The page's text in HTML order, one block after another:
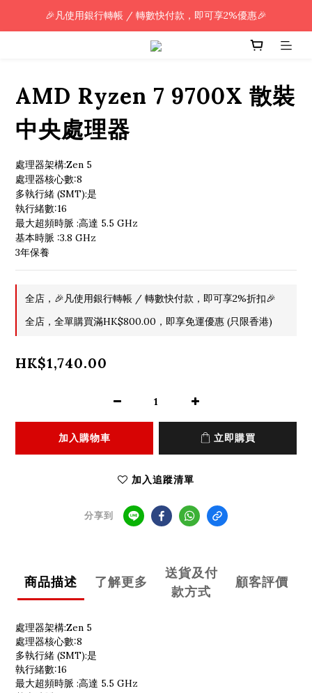
🎉凡使用銀行轉帳 / 轉數快付款，即可享2%優惠🎉
🎉凡使用銀行轉帳 / 轉數快付款，即可享2%優惠🎉
全單購買滿HK$800.00，即享免運優惠 (只限香港)
AMD Ryzen 7 9700X 散裝
中央處理器
處理器架構:Zen 5
處理器核心數:8
多執行緒 (SMT):是
執行緒數:16
最大超頻時脈 :高達 5.5 GHz
基本時脈 :3.8 GHz
3年保養
全店，🎉凡使用銀行轉帳 / 轉數快付款，即可享2%折扣🎉
全店，全單購買滿HK$800.00，即享免運優惠 (只限香港)
HK$1,740.00
加入購物車 立即購買
加入追蹤清單
分享到
商品描述 了解更多
送貨及付
款方式
顧客評價
處理器架構:Zen 5
處理器核心數:8
多執行緒 (SMT):是
執行緒數:16
最大超頻時脈 :高達 5.5 GHz